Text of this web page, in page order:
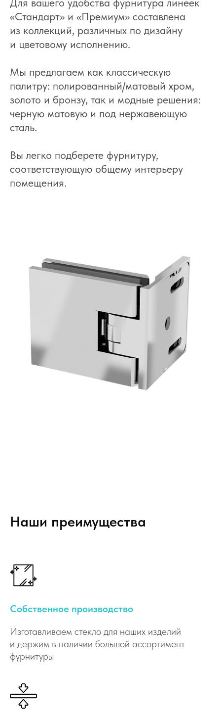
«Стандарт» и «Премиум» составлена
из коллекций, различных по дизайну
и цветовому исполнению.
Мы предлагаем как классическую
палитру: полированный/матовый хром,
золото и бронзу, так и модные решения:
черную матовую и под нержавеющую
сталь.
Вы легко подберете фурнитуру,
соответствующую общему интерьеру
помещения.
Наши преимущества
Собственное производство
Изготавливаем стекло для наших изделий
и держим в наличии большой ассортимент
фурнитуры